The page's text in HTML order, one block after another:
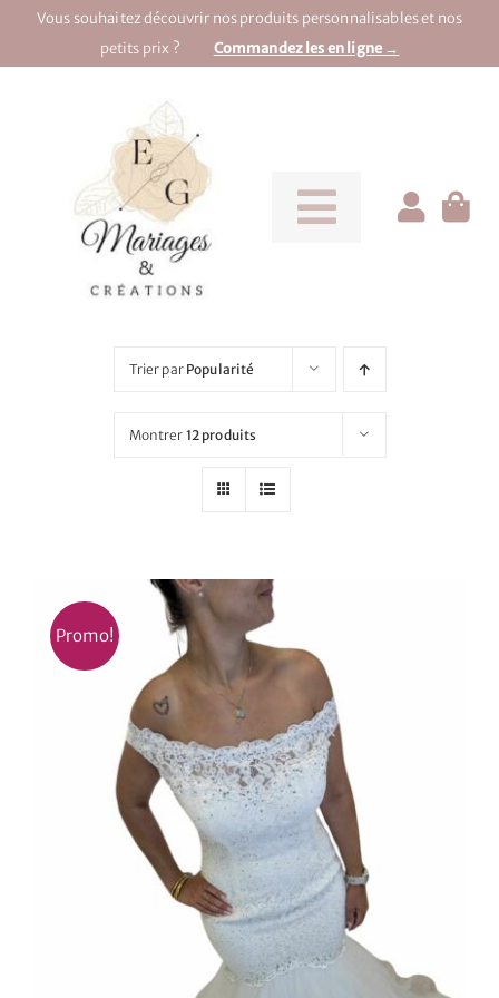
Passer
contenu
Vous souhaitez découvrir nos produits personnalisables et nos
petits prix ?
Commandez les en ligne →
Toggle
Pour la mariée
Pour une soirée
Notre boutique – Notre histoire
Trier par Popularité
Montrer 12 produits
Promo!